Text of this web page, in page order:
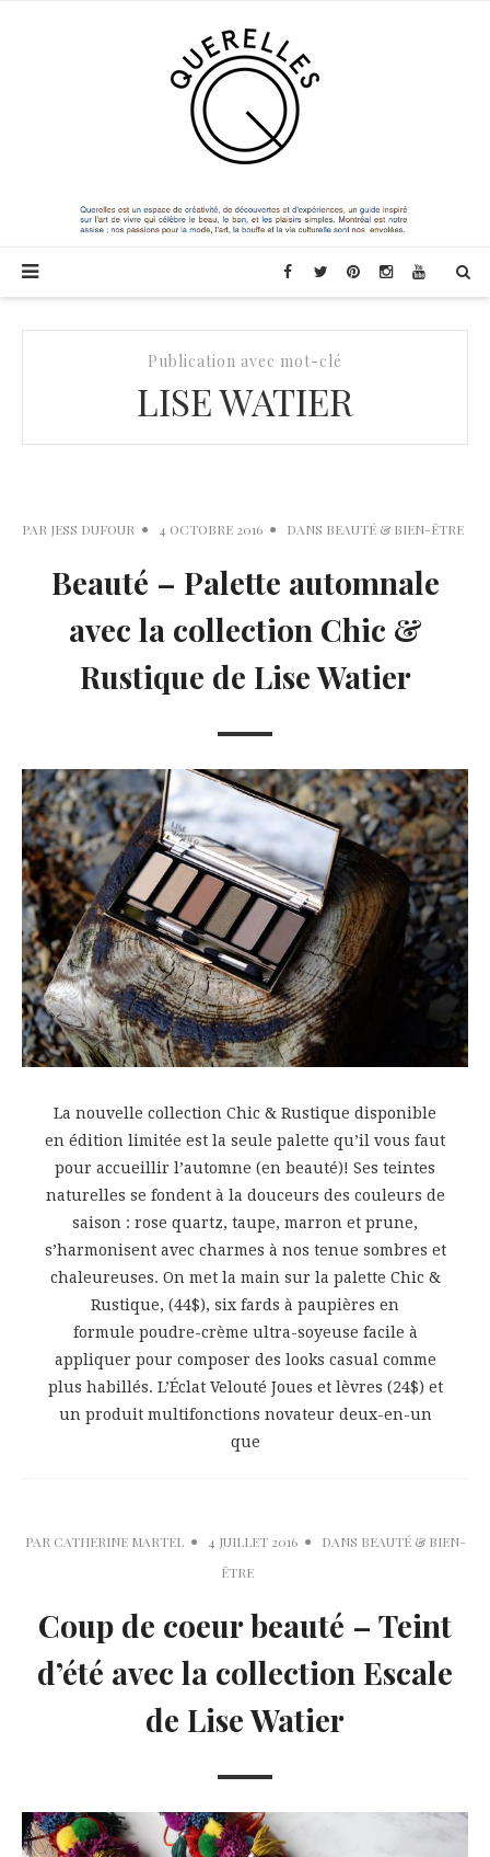
Publication avec mot-clé
LISE WATIER
PAR JESS DUFOUR 4 OCTOBRE 2016 DANS BEAUTÉ & BIEN-ÊTRE
Beauté – Palette automnale
avec la collection Chic &
Rustique de Lise Watier
La nouvelle collection Chic & Rustique disponible
en édition limitée est la seule palette qu’il vous faut
pour accueillir l’automne (en beauté)! Ses teintes
naturelles se fondent à la douceurs des couleurs de
saison : rose quartz, taupe, marron et prune,
s’harmonisent avec charmes à nos tenue sombres et
chaleureuses. On met la main sur la palette Chic &
Rustique, (44$), six fards à paupières en
formule poudre-crème ultra-soyeuse facile à
appliquer pour composer des looks casual comme
plus habillés. L’Éclat Velouté Joues et lèvres (24$) et
un produit multifonctions novateur deux-en-un
que
PAR CATHERINE MARTEL 4 JUILLET 2016 DANS BEAUTÉ & BIEN-
ÊTRE
Coup de coeur beauté – Teint
d’été avec la collection Escale
de Lise Watier